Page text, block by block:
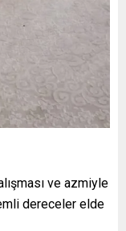
ve azmiyle
dereceler elde